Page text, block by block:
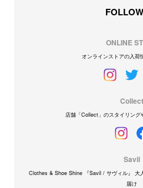
ONLINE
オンラインストアの入荷
Collect
店舗「Collect」のスタイリング
Savil
Clothes & Shoe Shine 『Savil / サヴィル』 大
届け